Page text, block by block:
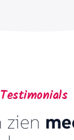
Testimonials
zien